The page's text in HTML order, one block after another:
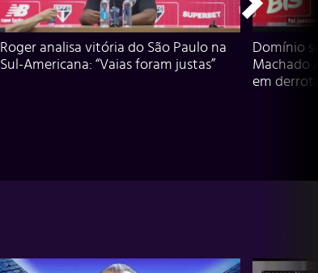
Roger analisa vitória do São Paulo na
Sul-Americana: “Vaias foram justas”
Domínio
Machado
em